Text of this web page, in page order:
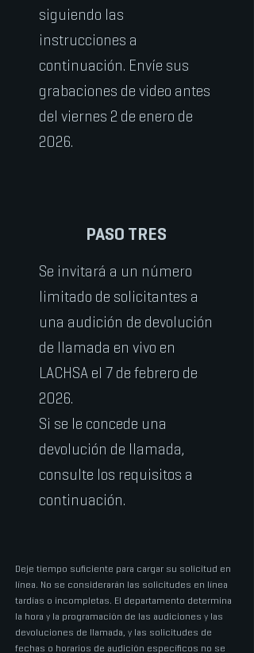
siguiendo las
instrucciones a
continuación. Envíe sus
grabaciones de video antes
del viernes 2 de enero de
2026.
PASO TRES
Se invitará a un número
limitado de solicitantes a
una audición de devolución
de llamada en vivo en
LACHSA el 7 de febrero de
2026.
Si se le concede una
devolución de llamada,
consulte los requisitos a
continuación.
Deje tiempo suficiente para cargar su solicitud en
línea. No se considerarán las solicitudes en línea
tardías o incompletas. El departamento determina
la hora y la programación de las audiciones y las
devoluciones de llamada, y las solicitudes de
fechas o horarios de audición específicos no se